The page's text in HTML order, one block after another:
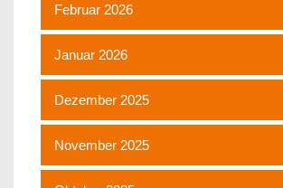
Februar 2026
Januar 2026
Dezember 2025
November 2025